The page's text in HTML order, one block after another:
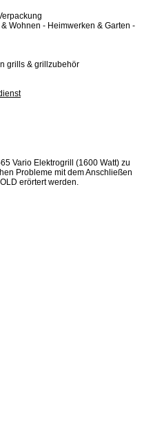
Wohnen - Heimwerken & Garten -
grills & grillzubehör
Vario Elektrogrill (1600 Watt) zu
Probleme mit dem Anschließen
erörtert werden.